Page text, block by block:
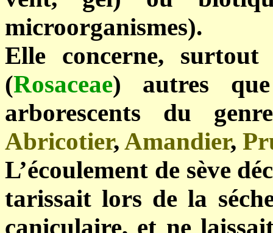
microorganismes).
Elle concerne,
(Rosaceae) autres
arborescents du
Abricotier, Amandier,
L’écoulement de sève
tarissait lors de la
caniculaire, et ne